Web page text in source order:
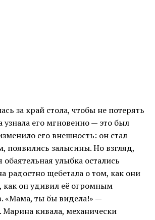
за край стола, чтобы не потерять
узнала его мгновенно — это был
его внешность: он стал
появились залысины. Но взгляд,
обаятельная улыбка остались
радостно щебетала о том, как они
как он удивил её огромным
«Мама, ты бы видела!» —
Марина кивала, механически